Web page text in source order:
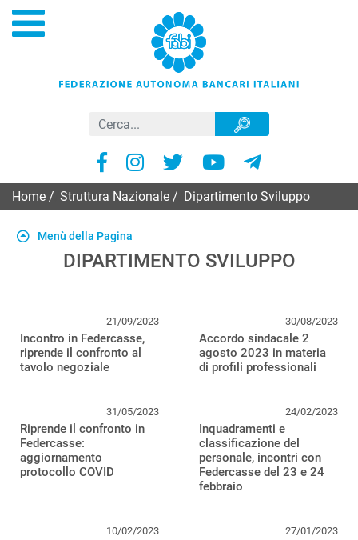
Home Struttura Nazionale Dipartimento Sviluppo
Menù della Pagina
DIPARTIMENTO SVILUPPO
21/09/2023
Incontro in Federcasse,
riprende il confronto al
tavolo negoziale
30/08/2023
Accordo sindacale 2
agosto 2023 in materia
di profili professionali
31/05/2023
Riprende il confronto in
Federcasse:
aggiornamento
protocollo COVID
24/02/2023
Inquadramenti e
classificazione del
personale, incontri con
Federcasse del 23 e 24
febbraio
10/02/2023 27/01/2023